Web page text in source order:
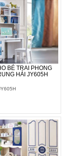
BÉ TRAI PHONG
HẢI JY605H